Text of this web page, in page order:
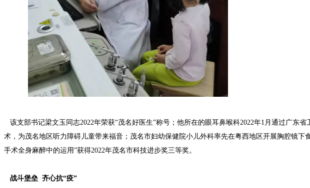
该支部书记梁文玉同志2022年荣获“茂名好医生”称号；他所在的眼耳鼻喉科2022年1月通过广东
术，为茂名地区听力障碍儿童带来福音；茂名市妇幼保健院小儿外科率先在粤西地区开展胸腔镜
手术全身麻醉中的运用”获得2022年茂名市科技进步奖三等奖。
战斗堡垒 齐心抗“疫”